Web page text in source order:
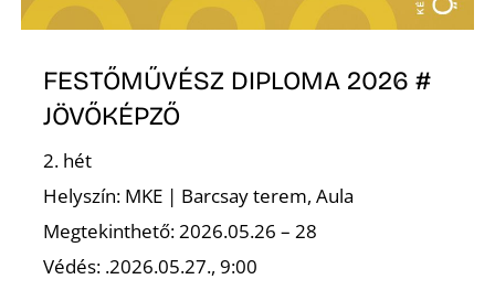
FESTŐMŰVÉSZ DIPLOMA 2026 #
JÖVŐKÉPZŐ
2. hét
Helyszín: MKE | Barcsay terem, Aula
Megtekinthető: 2026.05.26 – 28
Védés: .2026.05.27., 9:00